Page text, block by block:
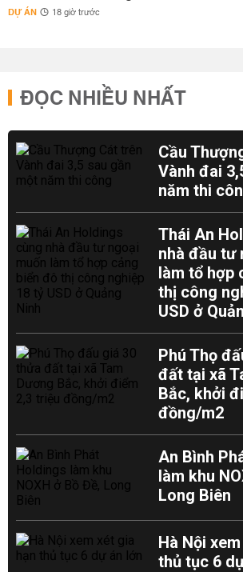
DỰ ÁN 18 giờ trước
ĐỌC NHIỀU NHẤT
Cầu
Vành đai
năm thi
Thái An
nhà đầu tư
làm tổ hợp
thị công
USD ở
Phú Thọ
đất tại xã
Bắc, khởi
đồng/m2
An Bình
làm khu
Long Biên
Hà Nội
thủ tục 6